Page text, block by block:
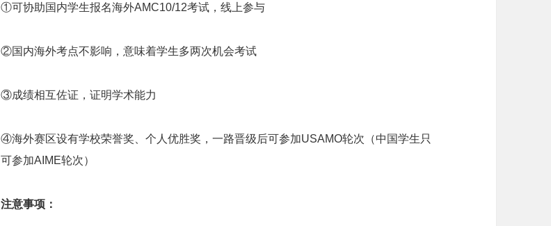
①可协助国内学生报名海外AMC10/12考试，线上参与
②国内海外考点不影响，意味着学生多两次机会考试
③成绩相互佐证，证明学术能力
④海外赛区设有学校荣誉奖、个人优胜奖，一路晋级后可参加USAMO轮次（中国学生只
可参加AIME轮次）
注意事项：